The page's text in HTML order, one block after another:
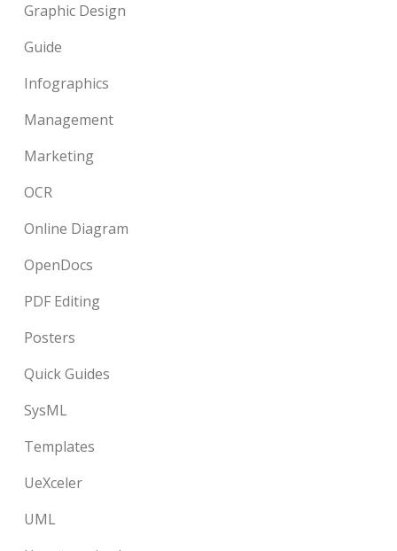
Graphic Design
Guide
Infographics
Management
Marketing
OCR
Online Diagram
OpenDocs
PDF Editing
Posters
Quick Guides
SysML
Templates
UeXceler
UML